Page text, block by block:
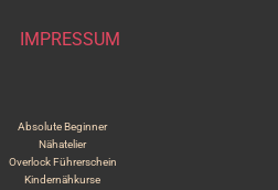
IMPRESSUM
Absolute Beginner
Nähatelier
Overlock Führerschein
Kindernähkurse